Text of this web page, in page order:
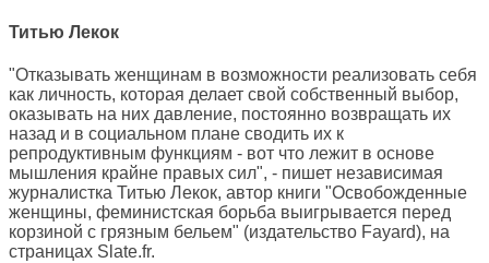
Титью Лекок
"Отказывать женщинам в возможности реализовать себя
как личность, которая делает свой собственный выбор,
оказывать на них давление, постоянно возвращать их
назад и в социальном плане сводить их к
репродуктивным функциям - вот что лежит в основе
мышления крайне правых сил", - пишет независимая
журналистка Титью Лекок, автор книги "Освобожденные
женщины, феминистская борьба выигрывается перед
корзиной с грязным бельем" (издательство Fayard), на
страницах Slate.fr.